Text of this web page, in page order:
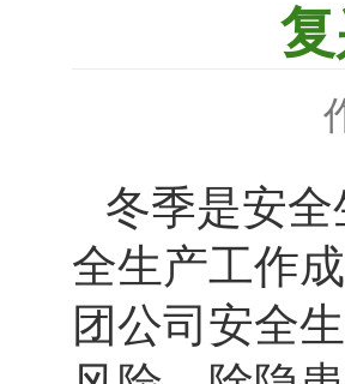
冬季是安
全生产工作
团公司安全